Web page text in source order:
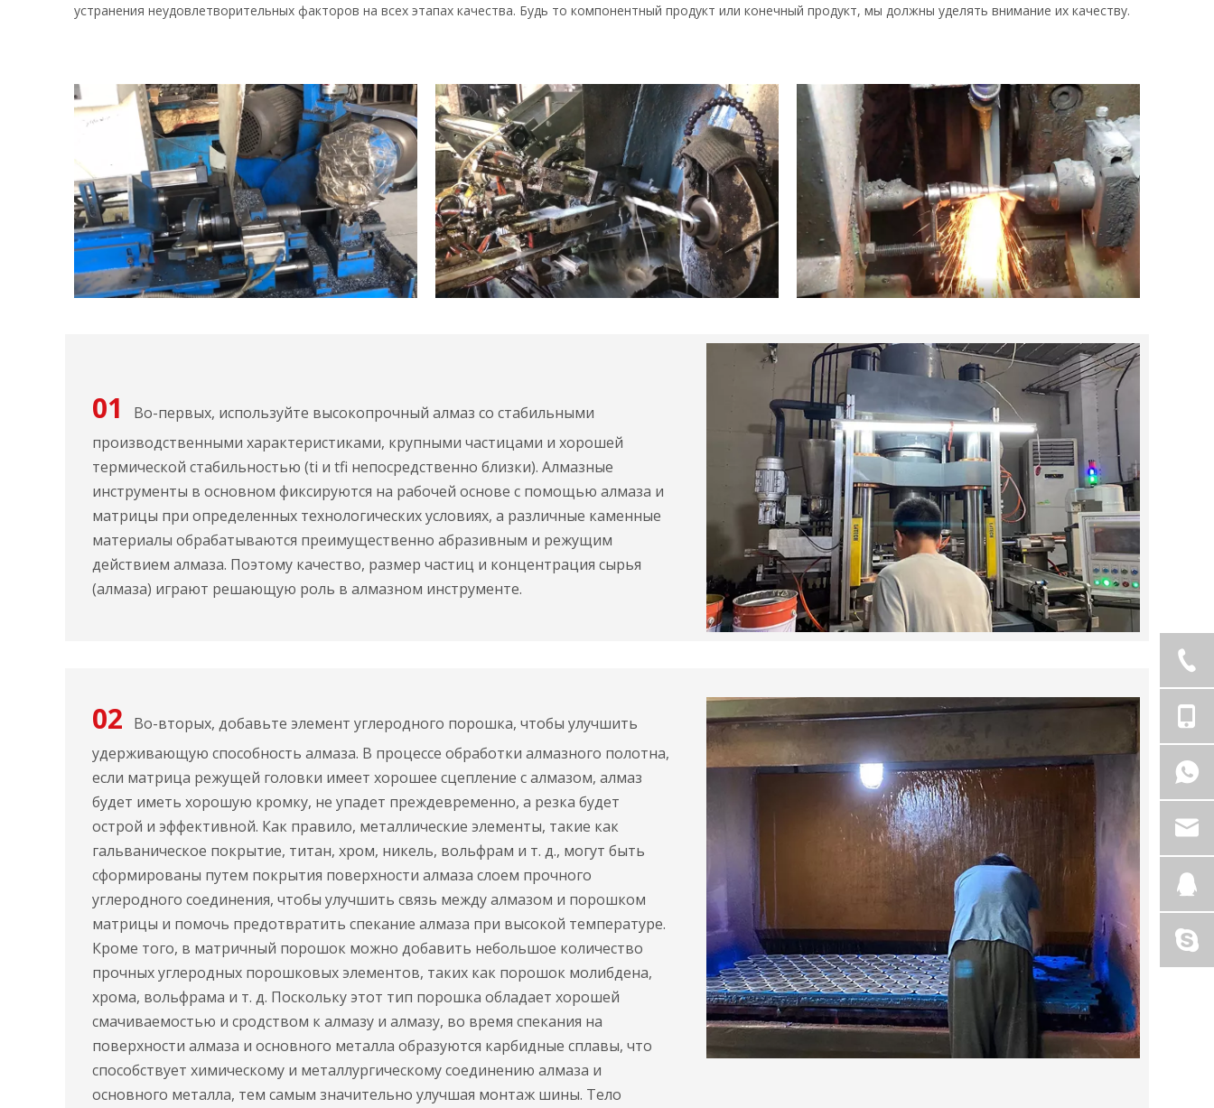
устранения неудовлетворительных факторов на всех этапах качества. Будь то компонентный продукт или конечный продукт, мы должны уделять внимание их качеству.
01
Во-первых, используйте высокопрочный алмаз со стабильными
производственными характеристиками, крупными частицами и хорошей
термической стабильностью (ti и tfi непосредственно близки). Алмазные
инструменты в основном фиксируются на рабочей основе с помощью алмаза и
матрицы при определенных технологических условиях, а различные каменные
материалы обрабатываются преимущественно абразивным и режущим
действием алмаза. Поэтому качество, размер частиц и концентрация сырья
(алмаза) играют решающую роль в алмазном инструменте.
02
Во-вторых, добавьте элемент углеродного порошка, чтобы улучшить
удерживающую способность алмаза. В процессе обработки алмазного полотна,
если матрица режущей головки имеет хорошее сцепление с алмазом, алмаз
будет иметь хорошую кромку, не упадет преждевременно, а резка будет
острой и эффективной. Как правило, металлические элементы, такие как
гальваническое покрытие, титан, хром, никель, вольфрам и т. д., могут быть
сформированы путем покрытия поверхности алмаза слоем прочного
углеродного соединения, чтобы улучшить связь между алмазом и порошком
матрицы и помочь предотвратить спекание алмаза при высокой температуре.
Кроме того, в матричный порошок можно добавить небольшое количество
прочных углеродных порошковых элементов, таких как порошок молибдена,
хрома, вольфрама и т. д. Поскольку этот тип порошка обладает хорошей
смачиваемостью и сродством к алмазу и алмазу, во время спекания на
поверхности алмаза и основного металла образуются карбидные сплавы, что
способствует химическому и металлургическому соединению алмаза и
основного металла, тем самым значительно улучшая монтаж шины. Тело